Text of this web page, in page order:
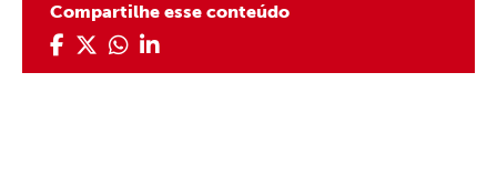
Compartilhe esse conteúdo